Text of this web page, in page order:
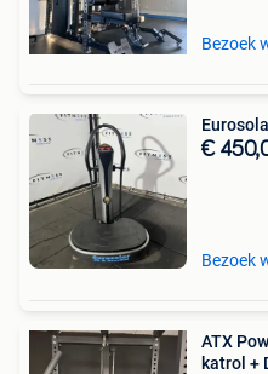
Bezoek
€
Bezoek
ATX
katrol +